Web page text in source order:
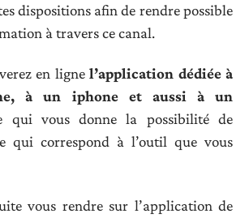
dispositions afin de rendre possible
à travers ce canal.
en lignel’application dédiée à
à un iphone et aussi à un
qui vous donne la possibilité de
qui correspond à l’outil que vous
vous rendre sur l’application de